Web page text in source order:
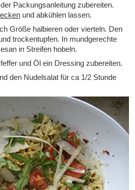
Packungsanleitung zubereiten.
und abkühlen lassen.
Größe halbieren oder vierteln. Den
trockentupfen. In mundgerechte
in Streifen hobeln.
und Öl ein Dressing zubereiten.
den Nudelsalat für ca 1/2 Stunde